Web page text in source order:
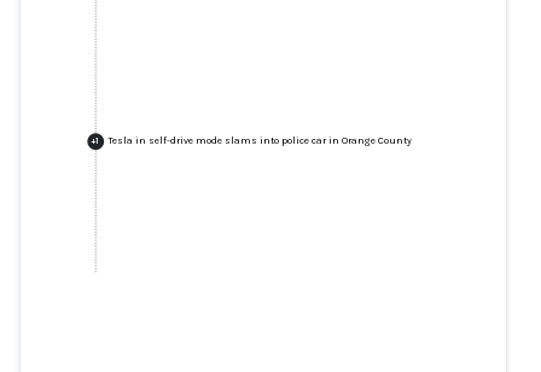
+1 Tesla in self-drive mode slams into police car in Orange County